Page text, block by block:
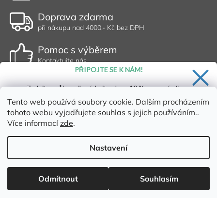
Tento web používá soubory cookie. Dalším procházením
tohoto webu vyjadřujete souhlas s jejich používáním..
Více informacízde.
Nastavení
Odmítnout Souhlasím
Doprava zdarma
při nákupu nad 4000,- Kč bez DPH
Pomoc s výběrem
Kontaktujte nás
Vytvořil Shoptet
Copyright 2026Dischem s.r.o. . Všechna práva vyhrazena.
PŘIPOJTE SE K NÁM!
Zadejte svůj email a získejte slevu 10 % na první nákup.